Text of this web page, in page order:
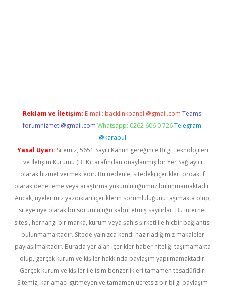
Reklam ve İletişim: E-mail: backlinkpaneli@gmail.com Teams:
forumhizmeti@gmail.com Whatsapp: 0262 606 0 726 Telegram:
@karabul
Yasal Uyarı: Sitemiz, 5651 Sayılı Kanun gereğince Bilgi Teknolojileri
ve İletişim Kurumu (BTK) tarafından onaylanmış bir Yer Sağlayıcı
olarak hizmet vermektedir. Bu nedenle, sitedeki içerikleri proaktif
olarak denetleme veya araştırma yükümlülüğümüz bulunmamaktadır.
Ancak, üyelerimiz yazdıkları içeriklerin sorumluluğunu taşımakta olup,
siteye üye olarak bu sorumluluğu kabul etmiş sayılırlar. Bu internet
sitesi, herhangi bir marka, kurum veya şahıs şirketi ile hiçbir bağlantısı
bulunmamaktadır. Sitede yalnızca kendi hazırladığımız makaleler
paylaşılmaktadır. Burada yer alan içerikler haber niteliği taşımamakta
olup, gerçek kurum ve kişiler hakkında paylaşım yapılmamaktadır.
Gerçek kurum ve kişiler ile isim benzerlikleri tamamen tesadüfidir.
Sitemiz, kar amacı gütmeyen ve tamamen ücretsiz bir bilgi paylaşım